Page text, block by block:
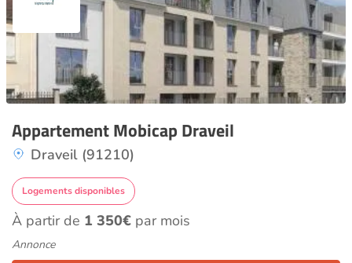
Appartement Mobicap Draveil
Draveil (91210)
Logements disponibles
À partir de 1 350€ par mois
Annonce